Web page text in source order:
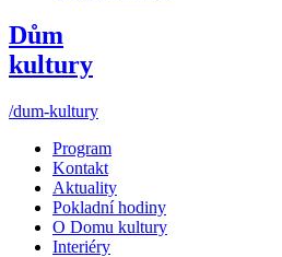
Dům
kultury
/dum-kultury
Program
Kontakt
Aktuality
Pokladní hodiny
O Domu kultury
Interiéry